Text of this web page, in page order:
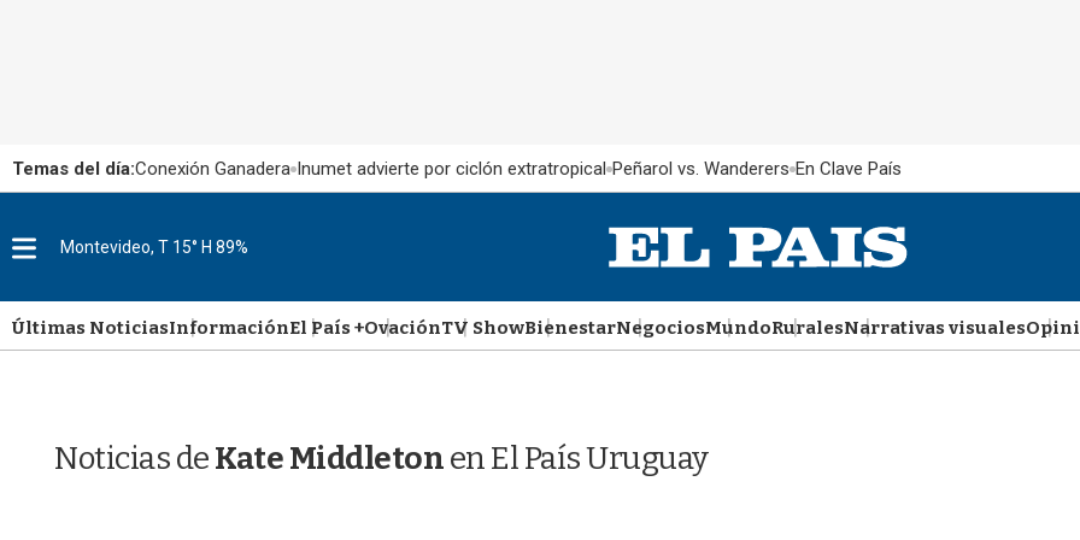
Temas del día:Conexión Ganadera Inumet advierte por ciclón extratropical Peñarol vs. Wanderers En Clave País
M
u
Montevideo, T 15° H 89%
Últimas NoticiasInformaciónEl País +OvaciónTV ShowBienestarNegociosMundoRuralesNarrativas visuales
Noticias deKate Middletonen El País Uruguay